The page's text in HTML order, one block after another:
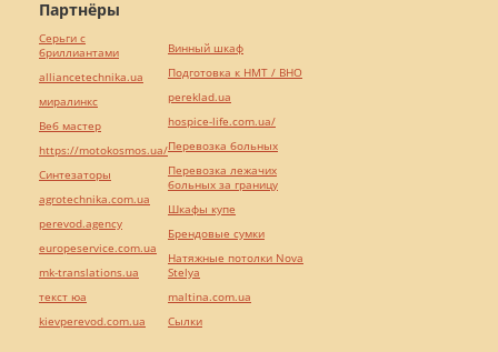
Партнёры
Серьги с
бриллиантами
alliancetechnika.ua
миралинкс
Веб мастер
https://motokosmos.ua/
Синтезаторы
agrotechnika.com.ua
perevod.agency
europeservice.com.ua
mk-translations.ua
текст юа
kievperevod.com.ua
Винный шкаф
Подготовка к НМТ / ВНО
pereklad.ua
hospice-life.com.ua/
Перевозка больных
Перевозка лежачих
больных за границу
Шкафы купе
Брендовые сумки
Натяжные потолки Nova
Stelya
maltina.com.ua
Cылки